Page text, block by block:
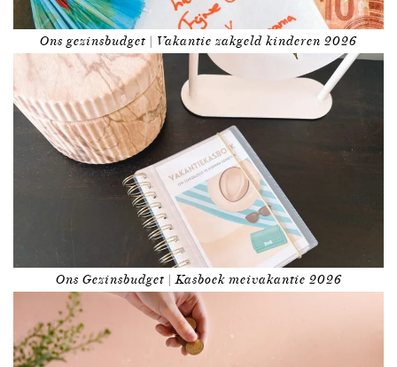
Ons gezinsbudget | Vakantie zakgeld kinderen 2026
Ons Gezinsbudget | Kasboek meivakantie 2026